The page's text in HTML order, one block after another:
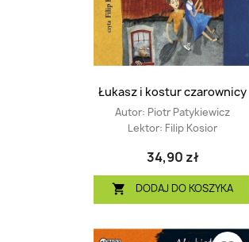
Łukasz i kostur czarownicy
Autor: Piotr Patykiewicz
Lektor: Filip Kosior
34,90 zł
 DODAJ DO KOSZYKA